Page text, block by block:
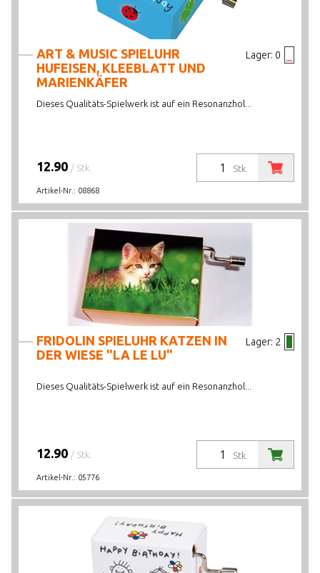
Lager: 0
ART & MUSIC SPIELUHR
HUFEISEN, KLEEBLATT UND
MARIENKÄFER
Dieses Qualitäts-Spielwerk ist auf ein Resonanzhol...
Stk.
12.90 / Stk.
Artikel-Nr.: 08868
Lager: 2
FRIDOLIN SPIELUHR KATZEN IN
DER WIESE "LA LE LU"
Dieses Qualitäts-Spielwerk ist auf ein Resonanzhol...
Stk.
12.90 / Stk.
Artikel-Nr.: 05776